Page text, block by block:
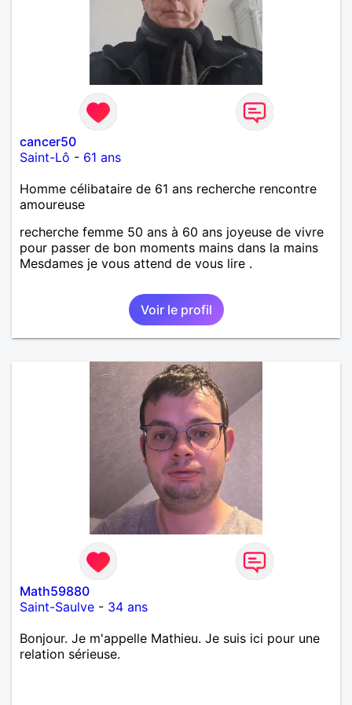
cancer50
Saint-Lô - 61 ans
Homme célibataire de 61 ans recherche rencontre
amoureuse
recherche femme 50 ans à 60 ans joyeuse de vivre
pour passer de bon moments mains dans la mains
Mesdames je vous attend de vous lire .
Voir le profil
Math59880
Saint-Saulve - 34 ans
Bonjour. Je m'appelle Mathieu. Je suis ici pour une
relation sérieuse.